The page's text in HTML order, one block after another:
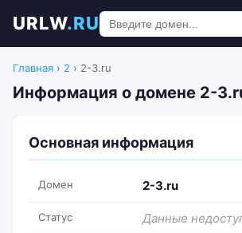
URLW.RU
Главная › 2 › 2-3.ru
Информация о домене 2-
Основная информация
Домен 2-3.ru
Статус Данные